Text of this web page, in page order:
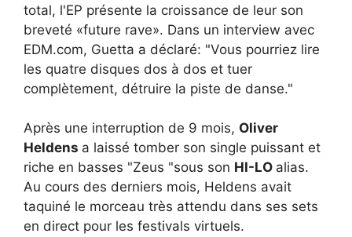
total, l'EP présente la croissance de leur son
breveté «future rave». Dans un interview avec
EDM.com, Guetta a déclaré: "Vous pourriez lire
les quatre disques dos à dos et tuer
complètement, détruire la piste de danse."
Après une interruption de 9 mois, Oliver
Heldens a laissé tomber son single puissant et
riche en basses "Zeus "sous son HI-LO alias.
Au cours des derniers mois, Heldens avait
taquiné le morceau très attendu dans ses sets
en direct pour les festivals virtuels.